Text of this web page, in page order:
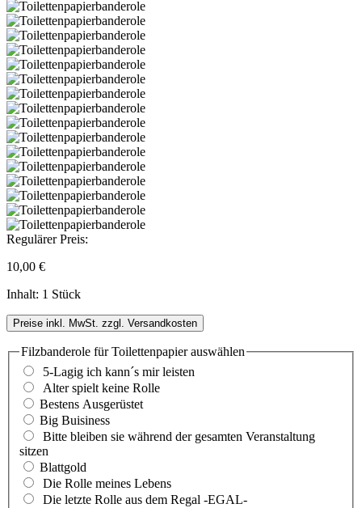
Regulärer Preis:
10,00 €
Inhalt: 1 Stück
Preise inkl. MwSt. zzgl. Versandkosten
Filzbanderole für Toilettenpapierauswählen
5-Lagig ich kann´s mir leisten
Alter spielt keine Rolle
Bestens Ausgerüstet
Big Buisiness
Bitte bleiben sie während der gesamten Veranstaltung
sitzen
Blattgold
Die Rolle meines Lebens
Die letzte Rolle aus dem Regal -EGAL-